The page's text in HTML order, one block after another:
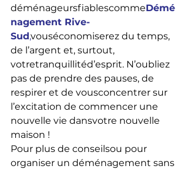
déménageursfiablescommeDémé
nagement Rive-
Sud,vouséconomiserez du temps,
de l’argent et, surtout,
votretranquillitéd’esprit. N’oubliez
pas de prendre des pauses, de
respirer et de vousconcentrer sur
l’excitation de commencer une
nouvelle vie dansvotre nouvelle
maison !
Pour plus de conseilsou pour
organiser un déménagement sans